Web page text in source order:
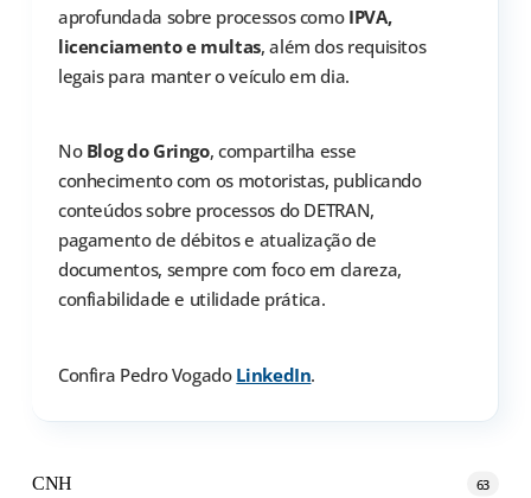
aprofundada sobre processos como IPVA,
licenciamento e multas, além dos requisitos
legais para manter o veículo em dia.
No Blog do Gringo, compartilha esse
conhecimento com os motoristas, publicando
conteúdos sobre processos do DETRAN,
pagamento de débitos e atualização de
documentos, sempre com foco em clareza,
confiabilidade e utilidade prática.
Confira Pedro Vogado LinkedIn.
CNH 63